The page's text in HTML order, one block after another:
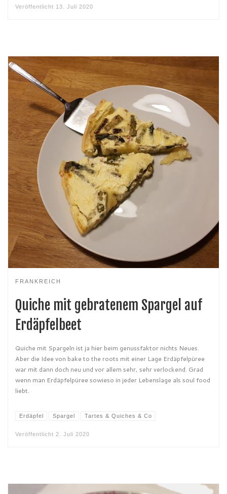
Veröffentlicht 13. Juli 2020
FRANKREICH
Quiche mit gebratenem Spargel auf
Erdäpfelbeet
Quiche mit Spargeln ist ja hier beim genussfaktor nichts Neues.
Aber die Idee von bake to the roots mit einer Lage Erdäpfelpüree
war mit dann doch neu und vor allem sehr, sehr verlockend. Grad
wenn man Erdäpfelpüree sowieso in jeder Lebenslage als soul food
liebt.
Erdäpfel Spargel Tartes & Quiches & Co
Veröffentlicht 2. Juli 2020